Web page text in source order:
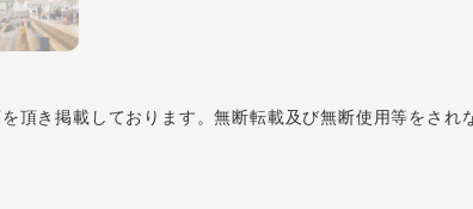
頂き掲載しております。無断転載及び無断使用等をされ